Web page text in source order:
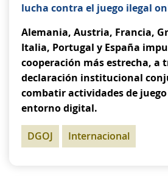
lucha contra el juego ilegal
Alemania, Austria, Francia,
Italia, Portugal y España
cooperación más estrecha, a
declaración institucional
combatir actividades de
entorno digital.
DGOJ Internacional